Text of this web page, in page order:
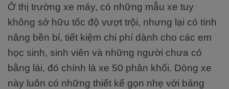
Ở thị trường xe máy, có những mẫu xe tuy
không sở hữu tốc độ vượt trội, nhưng lại có tính
năng bền bỉ, tiết kiệm chi phí dành cho các em
học sinh, sinh viên và những người chưa có
bằng lái, đó chính là xe 50 phân khối. Dòng xe
này luôn có những thiết kế gọn nhẹ với bảng